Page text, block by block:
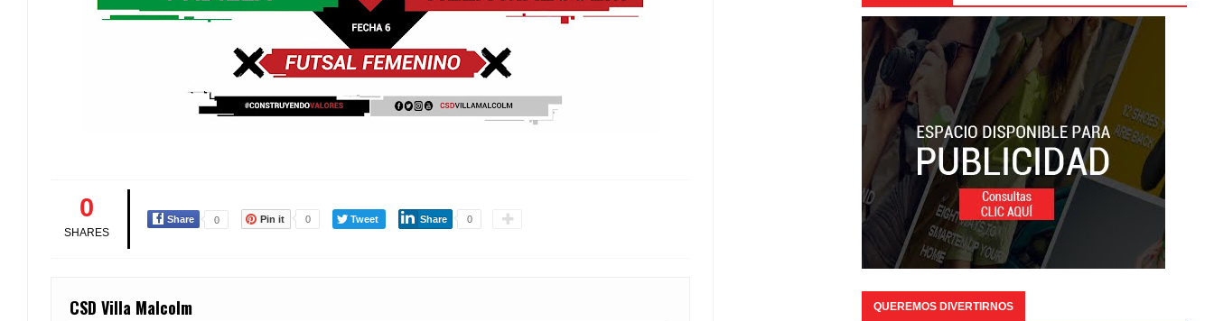
0
SHARES
Share 0 Pin it 0 Tweet Share 0
CSD Villa Malcolm QUEREMOS DIVERTIRNOS